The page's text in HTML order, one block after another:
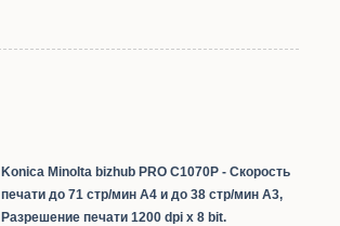
Konica Minolta bizhub PRO C1070P - Скорость
печати до 71 стр/мин А4 и до 38 стр/мин А3,
Разрешение печати 1200 dpi x 8 bit.